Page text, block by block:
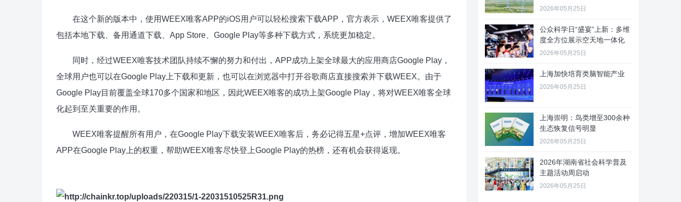
在这个新的版本中，使用WEEX唯客APP的iOS用户可以轻松搜索下载APP，官方表示，WEEX唯客提供了
包括本地下载、备用通道下载、App Store、Google Play等多种下载方式，系统更加稳定。
同时，经过WEEX唯客技术团队持续不懈的努力和付出，APP成功上架全球最大的应用商店Google Play，
全球用户也可以在Google Play上下载和更新，也可以在浏览器中打开谷歌商店直接搜索并下载WEEX。由于
Google Play目前覆盖全球170多个国家和地区，因此WEEX唯客的成功上架Google Play，将对WEEX唯客全球
化起到至关重要的作用。
WEEX唯客提醒所有用户，在Google Play下载安装WEEX唯客后，务必记得五星+点评，增加WEEX唯客
APP在Google Play上的权重，帮助WEEX唯客尽快登上Google Play的热榜，还有机会获得返现。
2026年05月25日
公众科学日“盛宴”上新：多维
度全方位展示空天地一体化
2026年05月25日
上海加快培育类脑智能产业
2026年05月25日
上海崇明：鸟类增至300余种
生态恢复信号明显
2026年05月25日
2026年湖南省社会科学普及
主题活动周启动
2026年05月25日